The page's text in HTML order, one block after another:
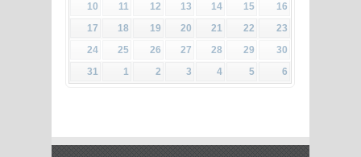
10
11 12 13 14 15
16
17
18 19 20 21 22
23
24
25 26 27 28 29
30
31
1 2 3 4 5 6